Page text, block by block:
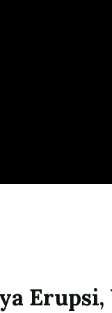
Erupsi,